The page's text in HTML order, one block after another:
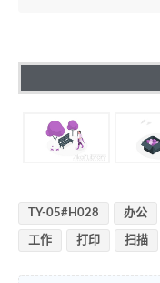
TY-05#H028 办公
工作 打印 扫描